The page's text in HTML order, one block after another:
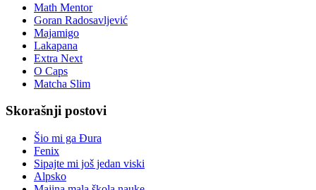
Math Mentor
Goran Radosavljević
Majamigo
Lakapana
Extra Next
O Caps
Matcha Slim
Skorašnji postovi
Šio mi ga Đura
Fenix
Sipajte mi još jedan viski
Alpsko